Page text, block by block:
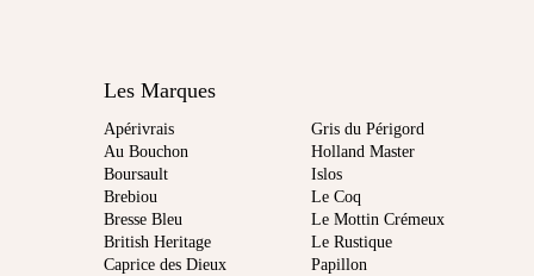
Les Marques
Apérivrais
Au Bouchon
Boursault
Brebiou
Bresse Bleu
British Heritage
Caprice des Dieux
Gris du Périgord
Holland Master
Islos
Le Coq
Le Mottin Crémeux
Le Rustique
Papillon